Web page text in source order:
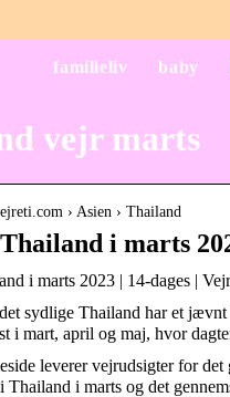
familieliv baby
vejr marts
› Asien › Thailand
i marts
i marts 2023 | 14-dages |
sydlige Thailand har et
i mart, april og maj, hvor
leverer vejrudsigter for
Thailand i marts og det